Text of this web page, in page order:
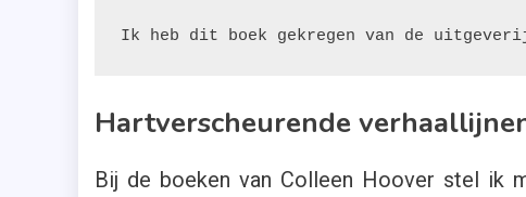
Ik heb dit boek gekregen van de
Hartverscheurende
Bij de boeken van Colleen Hoover stel ik